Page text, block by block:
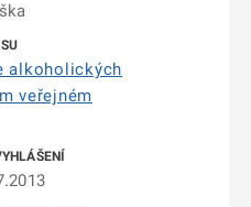
alkoholických
veřejném